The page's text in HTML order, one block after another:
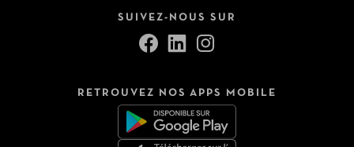
SUIVEZ-NOUS SUR
RETROUVEZ NOS APPS MOBILE